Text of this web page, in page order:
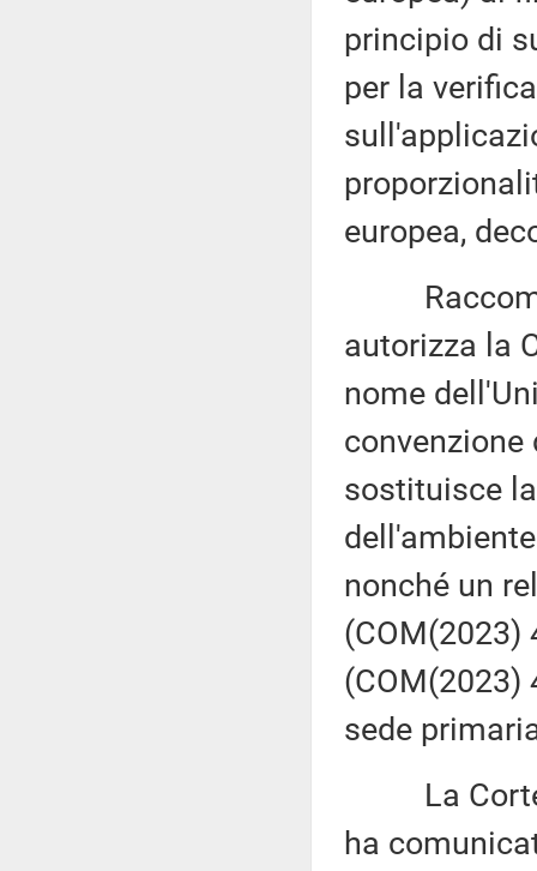
principio di
per la
europea,
autorizza la
nome
convenzione
sostituisce
nonché un
(COM(2023)
(COM(2023)
sede
La Corte
ha